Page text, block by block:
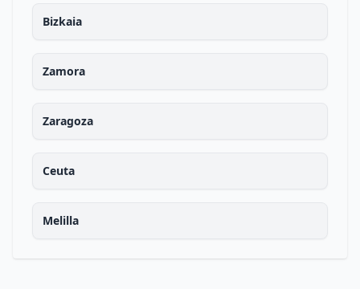
Bizkaia
Zamora
Zaragoza
Ceuta
Melilla